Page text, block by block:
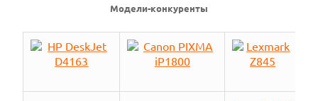
Модели-конкуренты